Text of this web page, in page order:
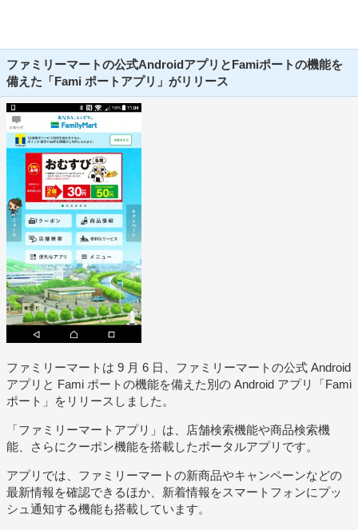
ファミリーマートの公式AndroidアプリとFamiポートの機能を
備えた「Fami ポートアプリ」がリリース
ファミリーマートは 9 月 6 日、ファミリーマートの公式 Android
アプリと Fami ポートの機能を備えた別の Android アプリ「Fami
ポート」をリリースしました。
「ファミリーマートアプリ」は、店舗検索機能や商品検索機
能、さらにクーポン機能を搭載したポータルアプリです。
アプリでは、ファミリーマートの新商品やキャンペーンなどの
最新情報を確認できるほか、新着情報をスマートフォンにプッ
シュ通知する機能も搭載しています。